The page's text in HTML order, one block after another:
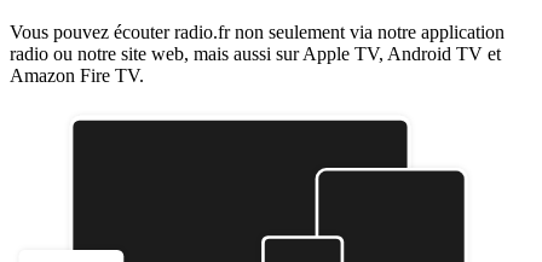
Vous pouvez écouter radio.fr non seulement via notre application
radio ou notre site web, mais aussi sur Apple TV, Android TV et
Amazon Fire TV.